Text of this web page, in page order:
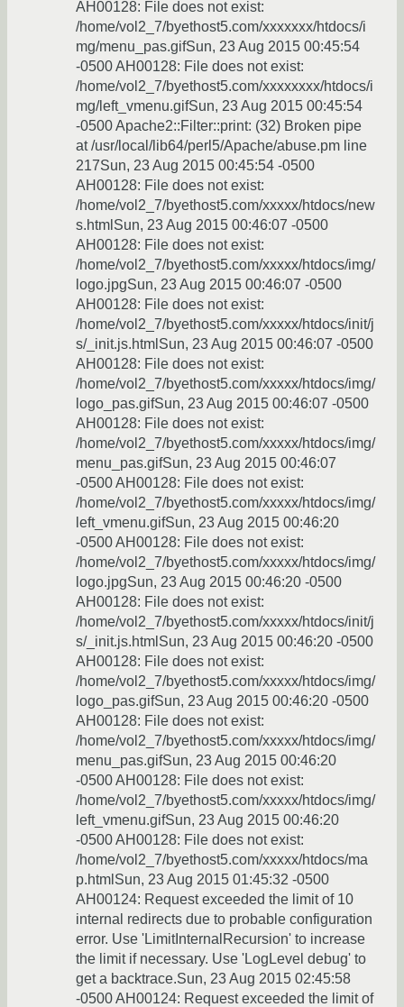
AH00128: File does not exist:
/home/vol2_7/byethost5.com/xxxxxxx/htdocs/i
mg/menu_pas.gifSun, 23 Aug 2015 00:45:54
-0500 AH00128: File does not exist:
/home/vol2_7/byethost5.com/xxxxxxxx/htdocs/i
mg/left_vmenu.gifSun, 23 Aug 2015 00:45:54
-0500 Apache2::Filter::print: (32) Broken pipe
at /usr/local/lib64/perl5/Apache/abuse.pm line
217Sun, 23 Aug 2015 00:45:54 -0500
AH00128: File does not exist:
/home/vol2_7/byethost5.com/xxxxx/htdocs/new
s.htmlSun, 23 Aug 2015 00:46:07 -0500
AH00128: File does not exist:
/home/vol2_7/byethost5.com/xxxxx/htdocs/img/
logo.jpgSun, 23 Aug 2015 00:46:07 -0500
AH00128: File does not exist:
/home/vol2_7/byethost5.com/xxxxx/htdocs/init/j
s/_init.js.htmlSun, 23 Aug 2015 00:46:07 -0500
AH00128: File does not exist:
/home/vol2_7/byethost5.com/xxxxx/htdocs/img/
logo_pas.gifSun, 23 Aug 2015 00:46:07 -0500
AH00128: File does not exist:
/home/vol2_7/byethost5.com/xxxxx/htdocs/img/
menu_pas.gifSun, 23 Aug 2015 00:46:07
-0500 AH00128: File does not exist:
/home/vol2_7/byethost5.com/xxxxx/htdocs/img/
left_vmenu.gifSun, 23 Aug 2015 00:46:20
-0500 AH00128: File does not exist:
/home/vol2_7/byethost5.com/xxxxx/htdocs/img/
logo.jpgSun, 23 Aug 2015 00:46:20 -0500
AH00128: File does not exist:
/home/vol2_7/byethost5.com/xxxxx/htdocs/init/j
s/_init.js.htmlSun, 23 Aug 2015 00:46:20 -0500
AH00128: File does not exist:
/home/vol2_7/byethost5.com/xxxxx/htdocs/img/
logo_pas.gifSun, 23 Aug 2015 00:46:20 -0500
AH00128: File does not exist:
/home/vol2_7/byethost5.com/xxxxx/htdocs/img/
menu_pas.gifSun, 23 Aug 2015 00:46:20
-0500 AH00128: File does not exist:
/home/vol2_7/byethost5.com/xxxxx/htdocs/img/
left_vmenu.gifSun, 23 Aug 2015 00:46:20
-0500 AH00128: File does not exist:
/home/vol2_7/byethost5.com/xxxxx/htdocs/ma
p.htmlSun, 23 Aug 2015 01:45:32 -0500
AH00124: Request exceeded the limit of 10
internal redirects due to probable configuration
error. Use 'LimitInternalRecursion' to increase
the limit if necessary. Use 'LogLevel debug' to
get a backtrace.Sun, 23 Aug 2015 02:45:58
-0500 AH00124: Request exceeded the limit of